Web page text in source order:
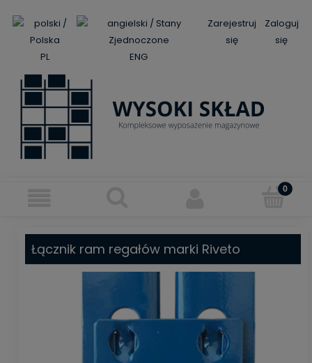
PL ENG
Zarejestruj
się
Zaloguj
się
Łącznik ram regałów marki Riveto